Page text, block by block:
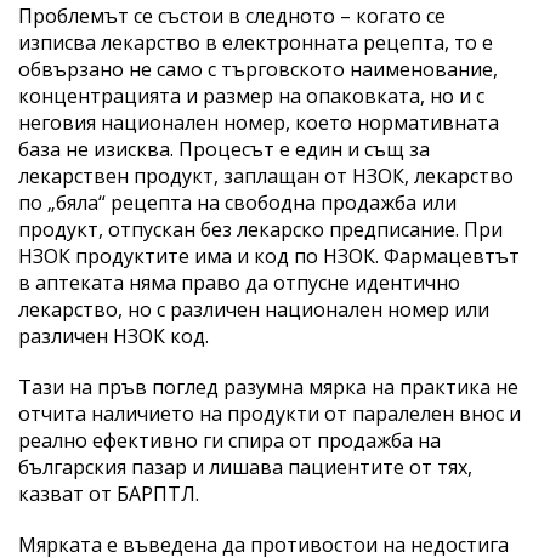
Проблемът се състои в следното – когато се
изписва лекарство в електронната рецепта, то е
обвързано не само с търговското наименование,
концентрацията и размер на опаковката, но и с
неговия национален номер, което нормативната
база не изисква. Процесът е един и същ за
лекарствен продукт, заплащан от НЗОК, лекарство
по „бяла“ рецепта на свободна продажба или
продукт, отпускан без лекарско предписание. При
НЗОК продуктите има и код по НЗОК. Фармацевтът
в аптеката няма право да отпусне идентично
лекарство, но с различен национален номер или
различен НЗОК код.
Тази на пръв поглед разумна мярка на практика не
отчита наличието на продукти от паралелен внос и
реално ефективно ги спира от продажба на
българския пазар и лишава пациентите от тях,
казват от БАРПТЛ.
Мярката е въведена да противостои на недостига